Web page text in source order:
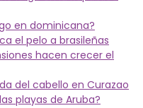
en dominicana?
el pelo a brasileñas
hacen crecer el
del cabello en Curazao
playas de Aruba?